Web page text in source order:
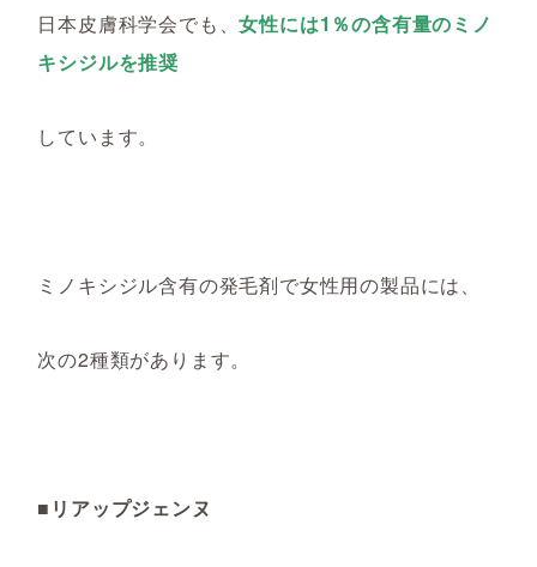
日本皮膚科学会でも、女性には1％の含有量のミノ
キシジルを推奨
しています。
ミノキシジル含有の発毛剤で女性用の製品には、
次の2種類があります。
■リアップジェンヌ